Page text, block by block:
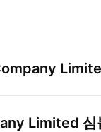
Limited 심